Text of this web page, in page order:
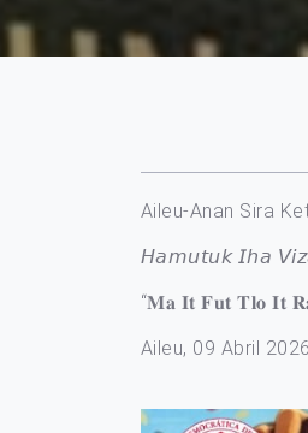
Aileu-Anan Sira
𝘏𝘢𝘮𝘶𝘵𝘶𝘬 𝘐𝘩𝘢
“𝐌𝐚 𝐈𝐭 𝐅𝐮𝐭 𝐓𝐥𝐨 𝐈𝐭
Aileu, 09 Abril